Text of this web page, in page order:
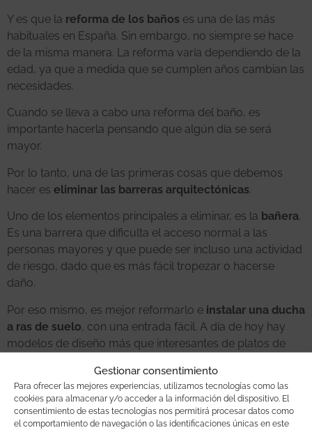
Gestionar consentimiento
Para ofrecer las mejores experiencias, utilizamos tecnologías como las
cookies para almacenar y/o acceder a la información del dispositivo. El
consentimiento de estas tecnologías nos permitirá procesar datos como
el comportamiento de navegación o las identificaciones únicas en este
Y es que la reforma de los baños es una de las más
habituales en España. Sin embargo, no siempre se hace
de la misma manera. La reforma varía dependiendo de la
edad, ya que a medida que se cumplen años cambian las
necesidades.
Cuando se lleva a cabo una reforma del baño, es
importante hacerla pensando que algún día se será
mayor.
Por lo tanto, una de las primeras cosas que debemos
hacer es eliminar las barreras arquitectónicas.
Uno de los elementos principales a eliminar, es la bañera.
Es una barrera que dificulta el acceso normal a las
personas mayores y que puede ser incluso una actividad
de riesgo, dado que es más fácil tropezar o hacerse
daño.
Por eso mismo, es mejor reformarlo e instalar una ducha
a ras de suelo, con una entrada fácil. A día de hoy hay
modelos de diseño más que interesantes de platos de